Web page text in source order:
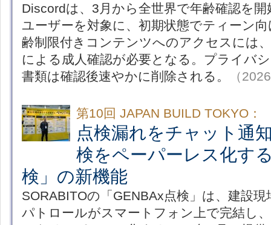
Discordは、3月から全世界で年齢確認を
ユーザーを対象に、初期状態でティーン
齢制限付きコンテンツへのアクセスには
による成人確認が必要となる。プライバ
書類は確認後速やかに削除される。
（
第10回 JAPAN BUILD TOKYO：
点検漏れをチャット通
検をペーパーレス化す
検」の新機能
SORABITOの「GENBAx点検」は、建設
パトロールがスマートフォン上で完結し